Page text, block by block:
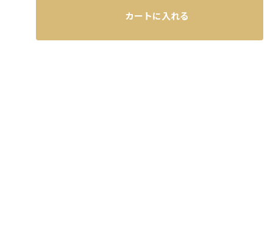
カートに入れる